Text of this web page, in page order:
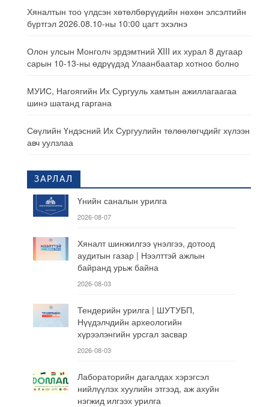
Хяналтын тоо үлдсэн хөтөлбөрүүдийн нөхөн элсэлтийн
бүртгэл 2026.08.10-ны 10:00 цагт эхэлнэ
Олон улсын Монголч эрдэмтний XIII их хурал 8 дугаар
сарын 10-13-ны өдрүүдэд Улаанбаатар хотноо болно
МУИС, Нагоягийн Их Сургууль хамтын ажиллагаагаа
шинэ шатанд гаргана
Сөүлийн Үндэсний Их Сургуулийн төлөөлөгчдийг хүлээн
авч уулзлаа
ЗАРЛАЛ
Үнийн саналын урилга
2026-08-07
Хяналт шинжилгээ үнэлгээ, дотоод
аудитын газар | Нээлттэй ажлын
байранд урьж байна
2026-08-03
Тендерийн урилга | ШУТУБП,
Нүүдэлчдийн археологийн
хүрээлэнгийн урсгал засвар
2026-08-03
Лабораторийн дагалдах хэрэгсэл
нийлүүлэх хуулийн этгээд, аж ахуйн
нэгжид илгээх урилга